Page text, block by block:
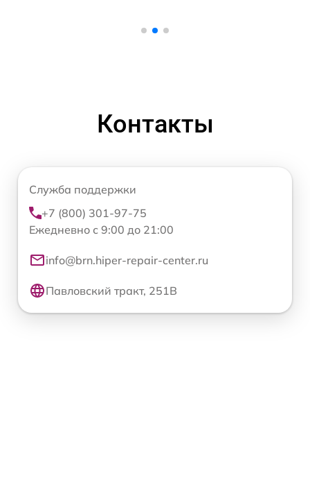
Контакты
Служба поддержки
+7 (800) 301-97-75
Ежедневно с 9:00 до 21:00
info@brn.hiper-repair-center.ru
Павловский тракт, 251В